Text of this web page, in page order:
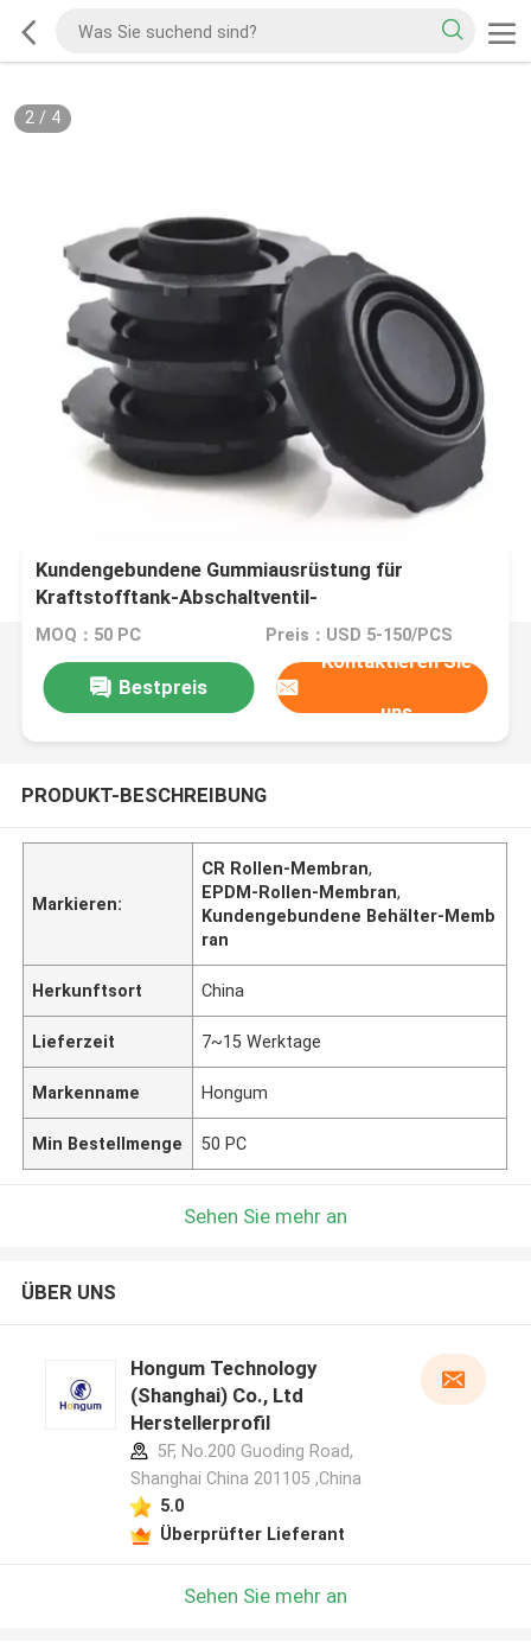
2/ 4
Kundengebundene Gummiausrüstung für
Kraftstofftank-Abschaltventil-
Gummimembranrollen-Membran
MOQ：50 PC Preis：USD 5-150/PCS
Bestpreis
Kontaktieren Sie
uns
PRODUKT-BESCHREIBUNG
Markieren:
CR Rollen-Membran,
EPDM-Rollen-Membran,
Kundengebundene Behälter-Memb
ran
Herkunftsort China
Lieferzeit 7~15 Werktage
Markenname Hongum
Min Bestellmenge 50 PC
Sehen Sie mehr an
ÜBER UNS
Hongum Technology
(Shanghai) Co., Ltd
Herstellerprofil
5F, No.200 Guoding Road,
Shanghai China 201105 ,China
5.0
Überprüfter Lieferant
Sehen Sie mehr an